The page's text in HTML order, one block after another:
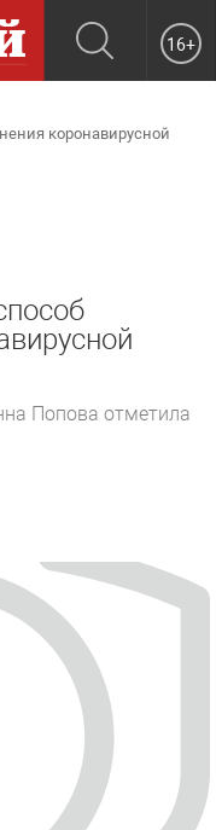
16+
коронавирусной
Попова отметила